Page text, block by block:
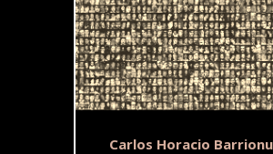
Carlos Horacio